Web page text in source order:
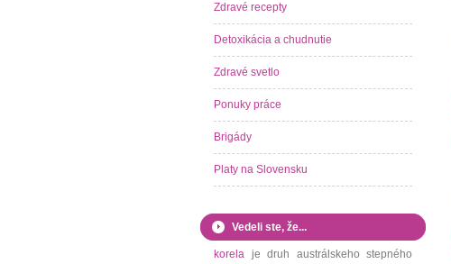
Zdravé recepty
Detoxikácia a chudnutie
Zdravé svetlo
Ponuky práce
Brigády
Platy na Slovensku
Vedeli ste, že...
korela je druh austrálskeho stepného